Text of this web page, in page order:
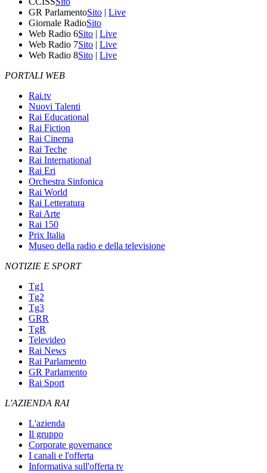
GR ParlamentoSito | Live
Giornale RadioSito
Web Radio 6Sito | Live
Web Radio 7Sito | Live
Web Radio 8Sito | Live
PORTALI WEB
Rai.tv
Nuovi Talenti
Rai Educational
Rai Fiction
Rai Cinema
Rai Teche
Rai International
Rai Eri
Orchestra Sinfonica
Rai World
Rai Letteratura
Rai Arte
Rai 150
Prix Italia
Museo della radio e della televisione
NOTIZIE E SPORT
Tg1
Tg2
Tg3
GRR
TgR
Televideo
Rai News
Rai Parlamento
GR Parlamento
Rai Sport
L'AZIENDA RAI
L'azienda
Il gruppo
Corporate governance
I canali e l'offerta
Informativa sull'offerta tv